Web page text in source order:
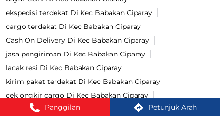
Panggilan Petunjuk Arah
ekspedisi terdekat Di Kec Babakan Ciparay
cargo terdekat Di Kec Babakan Ciparay
Cash On Delivery Di Kec Babakan Ciparay
jasa pengiriman Di Kec Babakan Ciparay
lacak resi Di Kec Babakan Ciparay
kirim paket terdekat Di Kec Babakan Ciparay
cek ongkir cargo Di Kec Babakan Ciparay
jasa pengiriman barang Di Kec Babakan Ciparay